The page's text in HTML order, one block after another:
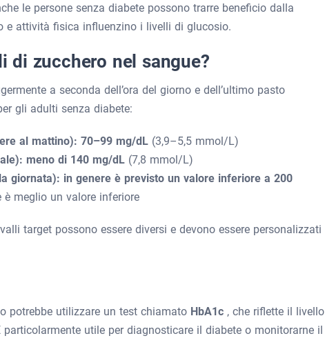
le persone senza diabete possono trarre beneficio dalla
e attività fisica influenzino i livelli di glucosio.
di zucchero nel sangue?
a seconda dell’ora del giorno e dell’ultimo pasto
gli adulti senza diabete:
al mattino): 70–99 mg/dL (3,9–5,5 mmol/L)
meno di 140 mg/dL (7,8 mmol/L)
giornata): in genere è previsto un valore inferiore a 200
meglio un valore inferiore
target possono essere diversi e devono essere personalizzati
potrebbe utilizzare un test chiamato HbA1c , che riflette il livello
utile per diagnosticare il diabete o monitorarne il